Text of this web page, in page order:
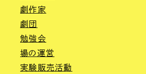
劇作家
劇団
勉強会
場の運営
実験販売活動